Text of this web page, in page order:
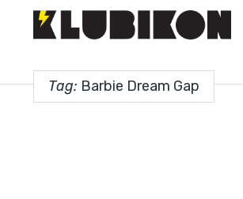
Tag: Barbie Dream Gap